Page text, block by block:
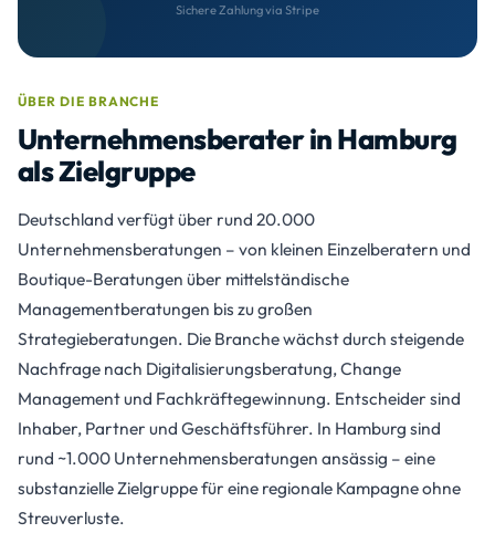
Sichere Zahlung via Stripe
ÜBER DIE BRANCHE
Unternehmensberater in Hamburg
als Zielgruppe
Deutschland verfügt über rund 20.000
Unternehmensberatungen – von kleinen Einzelberatern und
Boutique-Beratungen über mittelständische
Managementberatungen bis zu großen
Strategieberatungen. Die Branche wächst durch steigende
Nachfrage nach Digitalisierungsberatung, Change
Management und Fachkräftegewinnung. Entscheider sind
Inhaber, Partner und Geschäftsführer. In Hamburg sind
rund ~1.000 Unternehmensberatungen ansässig – eine
substanzielle Zielgruppe für eine regionale Kampagne ohne
Streuverluste.